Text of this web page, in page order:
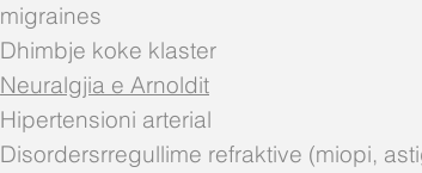
migraines
Dhimbje koke klaster
Neuralgjia e Arnoldit
Hipertensioni arterial
Disordersrregullime refraktive (miopi,